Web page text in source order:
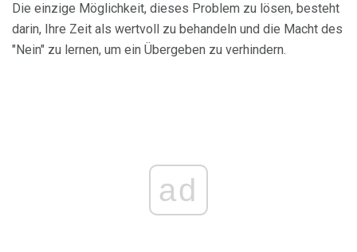
Die einzige Möglichkeit, dieses Problem zu lösen, besteht
darin, Ihre Zeit als wertvoll zu behandeln und die Macht des
"Nein" zu lernen, um ein Übergeben zu verhindern.
ad